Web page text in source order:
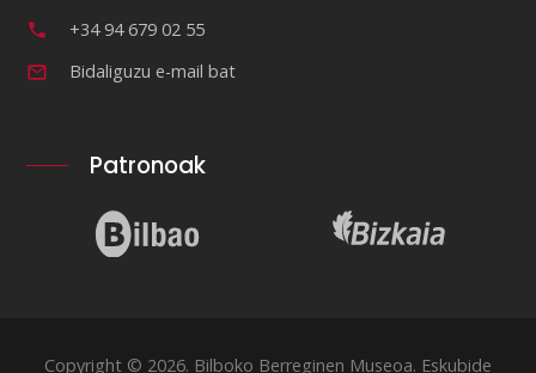
+34 94 679 02 55
Bidaliguzu e-mail bat
Patronoak
Copyright © 2026. Bilboko Berreginen Museoa. Eskubide